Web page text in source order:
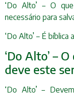
‘Do Alto’ – O
necessário para
‘Do Alto’ – É bíblica
‘Do Alto’ –
deve este
‘Do Alto’ –